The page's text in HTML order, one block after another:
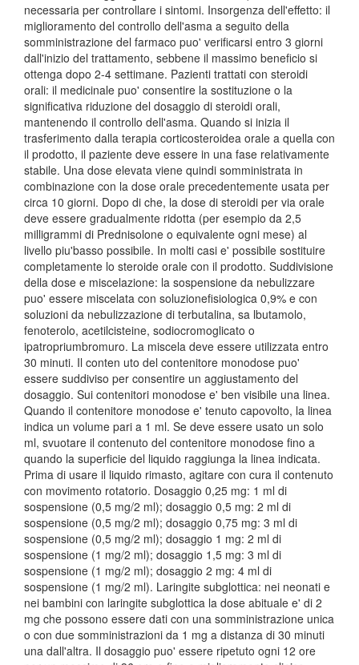
necessaria per controllare i sintomi. Insorgenza dell'effetto: il
miglioramento del controllo dell'asma a seguito della
somministrazione del farmaco puo' verificarsi entro 3 giorni
dall'inizio del trattamento, sebbene il massimo beneficio si
ottenga dopo 2-4 settimane. Pazienti trattati con steroidi
orali: il medicinale puo' consentire la sostituzione o la
significativa riduzione del dosaggio di steroidi orali,
mantenendo il controllo dell'asma. Quando si inizia il
trasferimento dalla terapia corticosteroidea orale a quella con
il prodotto, il paziente deve essere in una fase relativamente
stabile. Una dose elevata viene quindi somministrata in
combinazione con la dose orale precedentemente usata per
circa 10 giorni. Dopo di che, la dose di steroidi per via orale
deve essere gradualmente ridotta (per esempio da 2,5
milligrammi di Prednisolone o equivalente ogni mese) al
livello piu'basso possibile. In molti casi e' possibile sostituire
completamente lo steroide orale con il prodotto. Suddivisione
della dose e miscelazione: la sospensione da nebulizzare
puo' essere miscelata con soluzionefisiologica 0,9% e con
soluzioni da nebulizzazione di terbutalina, sa lbutamolo,
fenoterolo, acetilcisteine, sodiocromoglicato o
ipatropriumbromuro. La miscela deve essere utilizzata entro
30 minuti. Il conten uto del contenitore monodose puo'
essere suddiviso per consentire un aggiustamento del
dosaggio. Sui contenitori monodose e' ben visibile una linea.
Quando il contenitore monodose e' tenuto capovolto, la linea
indica un volume pari a 1 ml. Se deve essere usato un solo
ml, svuotare il contenuto del contenitore monodose fino a
quando la superficie del liquido raggiunga la linea indicata.
Prima di usare il liquido rimasto, agitare con cura il contenuto
con movimento rotatorio. Dosaggio 0,25 mg: 1 ml di
sospensione (0,5 mg/2 ml); dosaggio 0,5 mg: 2 ml di
sospensione (0,5 mg/2 ml); dosaggio 0,75 mg: 3 ml di
sospensione (0,5 mg/2 ml); dosaggio 1 mg: 2 ml di
sospensione (1 mg/2 ml); dosaggio 1,5 mg: 3 ml di
sospensione (1 mg/2 ml); dosaggio 2 mg: 4 ml di
sospensione (1 mg/2 ml). Laringite subglottica: nei neonati e
nei bambini con laringite subglottica la dose abituale e' di 2
mg che possono essere dati con una somministrazione unica
o con due somministrazioni da 1 mg a distanza di 30 minuti
una dall'altra. Il dosaggio puo' essere ripetuto ogni 12 ore